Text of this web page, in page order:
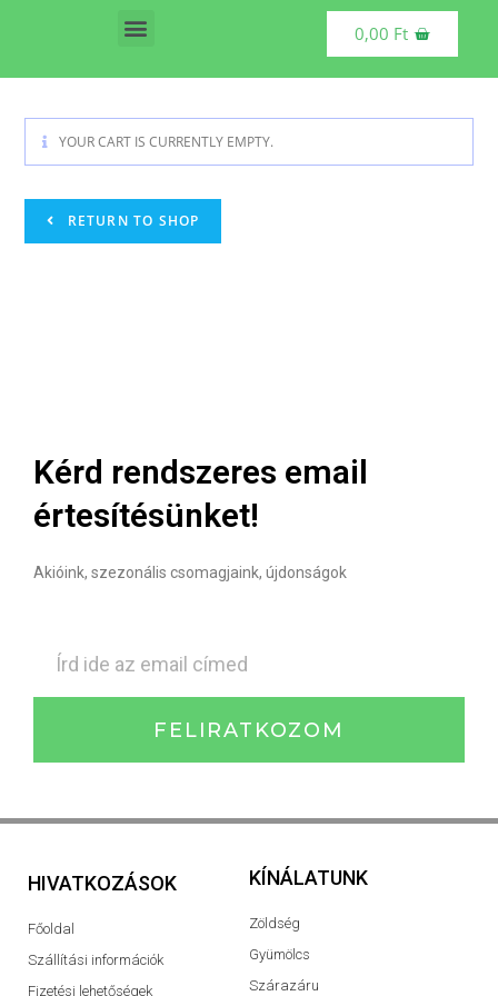
0,00 Ft
YOUR CART IS CURRENTLY EMPTY.
RETURN TO SHOP
Kérd rendszeres email
értesítésünket!
Akióink, szezonális csomagjaink, újdonságok
FELIRATKOZOM
HIVATKOZÁSOK
Főoldal
Szállítási információk
Fizetési lehetőségek
KÍNÁLATUNK
Zöldség
Gyümölcs
Szárazáru